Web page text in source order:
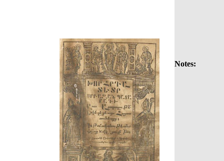
Notes: